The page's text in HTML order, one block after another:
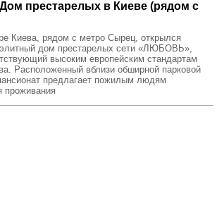
престарелых в Киеве (рядом с
Киева, рядом с метро Сырец, открылся
дом престарелых сети «ЛЮБОВЬ»,
высоким европейским стандартам
Расположенный вблизи обширной парковой
предлагает пожилым людям
проживания